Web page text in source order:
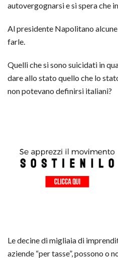
autovergognarsi e si spera che
Al presidente Napolitano
farle.
Quelli che si sono suicidati in
dare allo stato quello che lo
non potevano definirsi italiani?
Le decine di migliaia di
aziende “per tasse”, possono o